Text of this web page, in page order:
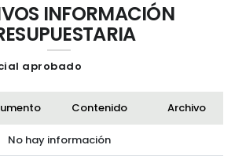
INFORMACIÓN
aprobado
Contenido Archivo
No hay información